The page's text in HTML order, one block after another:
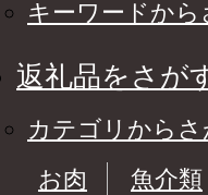
キーワードから
返礼品をさが
カテゴリからさ
お肉
魚介類